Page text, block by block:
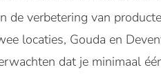
de verbetering van
locaties, Gouda en
dat je minimaal